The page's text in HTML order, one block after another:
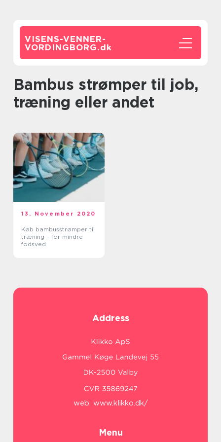
VISENS-VENNER-
VORDINGBORG.dk
Bambus strømper til job,
træning eller andet
13. November 2020
Køb bambusstrømper til
træning – for mindre
fodsved
Address
web: www.klikko.dk/
Menu